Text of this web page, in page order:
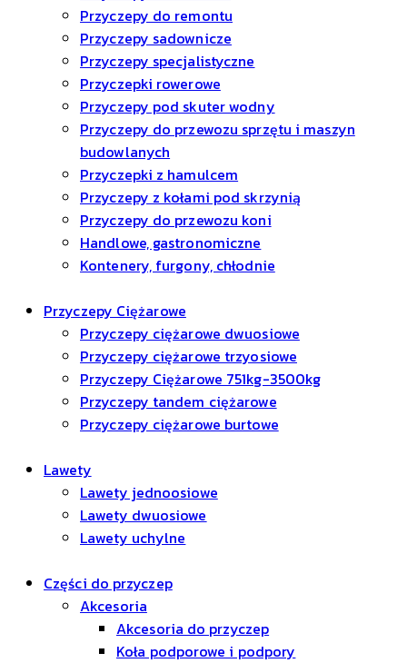
Przyczepy do remontu
Przyczepy sadownicze
Przyczepy specjalistyczne
Przyczepki rowerowe
Przyczepy pod skuter wodny
Przyczepy do przewozu sprzętu i maszyn
budowlanych
Przyczepki z hamulcem
Przyczepy z kołami pod skrzynią
Przyczepy do przewozu koni
Handlowe, gastronomiczne
Kontenery, furgony, chłodnie
Przyczepy Ciężarowe
Przyczepy ciężarowe dwuosiowe
Przyczepy ciężarowe trzyosiowe
Przyczepy Ciężarowe 751kg-3500kg
Przyczepy tandem ciężarowe
Przyczepy ciężarowe burtowe
Lawety
Lawety jednoosiowe
Lawety dwuosiowe
Lawety uchylne
Części do przyczep
Akcesoria
Akcesoria do przyczep
Koła podporowe i podpory